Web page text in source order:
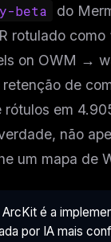
beta
do
rotulado como
on OWM →
de
rótulos em
não
um mapa de
ArcKit é a
por IA mais